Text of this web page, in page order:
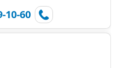
10-60